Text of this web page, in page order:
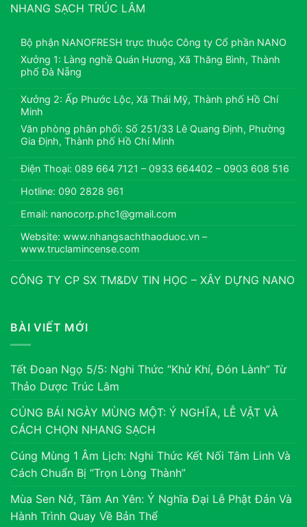
NHANG SẠCH TRÚC LÂM
Bộ phận NANOFRESH trực thuộc Công ty Cổ phần NANO
Xưởng 1: Làng nghề Quán Hương, Xã Thăng Bình, Thành
phố Đà Nẵng
Xưởng 2: Ấp Phước Lộc, Xã Thái Mỹ, Thành phố Hồ Chí
Minh
Văn phòng phân phối: Số 251/33 Lê Quang Định, Phường
Gia Định, Thành phố Hồ Chí Minh
Điện Thoại: 089 664 7121 – 0933 664402 – 0903 608 516
Hotline: 090 2828 961
Email: nanocorp.phc1@gmail.com
Website: www.nhangsachthaoduoc.vn –
www.truclamincense.com
CÔNG TY CP SX TM&DV TIN HỌC – XÂY DỰNG NANO
BÀI VIẾT MỚI
Tết Đoan Ngọ 5/5: Nghi Thức “Khử Khí, Đón Lành” Từ
Thảo Dược Trúc Lâm
CÚNG BÁI NGÀY MÙNG MỘT: Ý NGHĨA, LỄ VẬT VÀ
CÁCH CHỌN NHANG SẠCH
Cúng Mùng 1 Âm Lịch: Nghi Thức Kết Nối Tâm Linh Và
Cách Chuẩn Bị “Trọn Lòng Thành”
Mùa Sen Nở, Tâm An Yên: Ý Nghĩa Đại Lễ Phật Đản Và
Hành Trình Quay Về Bản Thể